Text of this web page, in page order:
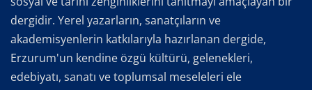
dergidir. Yerel yazarların, sanatçıların ve
akademisyenlerin katkılarıyla hazırlanan dergide,
Erzurum'un kendine özgü kültürü, gelenekleri,
edebiyatı, sanatı ve toplumsal meseleleri ele